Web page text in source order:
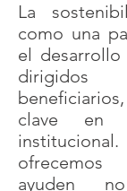
La
como una
el
clave en
ayuden